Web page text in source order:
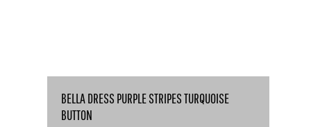
BELLA DRESS PURPLE STRIPES TURQUOISE
BUTTON